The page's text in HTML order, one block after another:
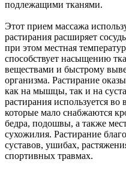
подлежащими тканями.
Этот прием массажа
растирания расширяет
при этом местная
способствует насыщению
веществами и быстрому
организма. Растирание
как на мышцы, так и на
растирания используется во
которые мало снабжаются
бедра, подошвы, а также
сухожилия. Растирание
суставов, ушибах,
спортивных травмах.